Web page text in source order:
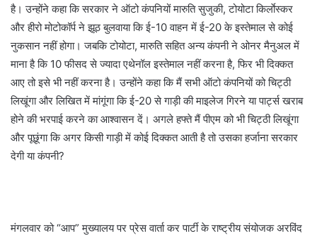
है। उन्होंने कहा कि सरकार ने ऑटो कंपनियों मारुति सुजुकी, टोयोटा किर्लाेस्कर
और हीरो मोटोकॉर्प ने झूठ बुलवाया कि ई-10 वाहन में ई-20 के इस्तेमाल से कोई
नुकसान नहीं होगा। जबकि टोयोटा, मारुति सहित अन्य कंपनी ने ओनर मैनुअल में
माना है कि 10 फीसद से ज्यादा एथेनॉल इस्तेमाल नहीं करना है, फिर भी दिक्कत
आए तो इसे भी नहीं करना है। उन्होंने कहा कि मैं सभी ऑटो कंपनियों को चिट्ठी
लिखूंगा और लिखित में मांगूंगा कि ई-20 से गाड़ी की माइलेज गिरने या पार्ट्स खराब
होने की भरपाई करने का आश्वासन दें। अगले हफ्ते मैं पीएम को भी चिट्ठी लिखूंगा
और पूछूंगा कि अगर किसी गाड़ी में कोई दिक्कत आती है तो उसका हर्जाना सरकार
देगी या कंपनी?
मंगलवार को “आप” मुख्यालय पर प्रेस वार्ता कर पार्टी के राष्ट्रीय संयोजक अरविंद